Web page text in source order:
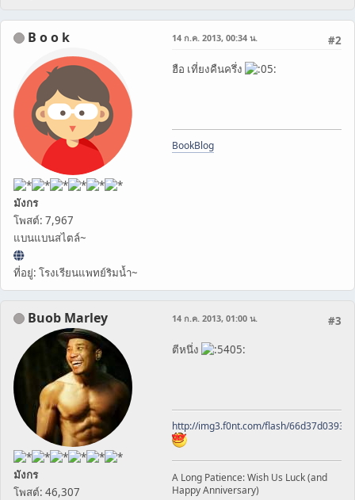
B o o k
มังกร
โพสต์: 7,967
แบนแบนสไตล์~
ที่อยู่: โรงเรียนแพทย์ริมน้ำ~
#2
14 ก.ค. 2013, 00:34 น.
ฮือ เที่ยงคืนครึ่ง
BookBlog
Buob Marley
มังกร
โพสต์: 46,307
#3
14 ก.ค. 2013, 01:00 น.
ตีหนึ่ง
http://img3.f0nt.com/flash/
A Long Patience: Wish Us Luck (and
Happy Anniversary)